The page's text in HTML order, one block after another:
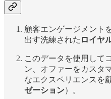
顧客エンゲージメント
出す洗練された ロイヤ
このデータを使用して
ン、オファーをカスタ
なエクスペリエンスを
ゼーション）。